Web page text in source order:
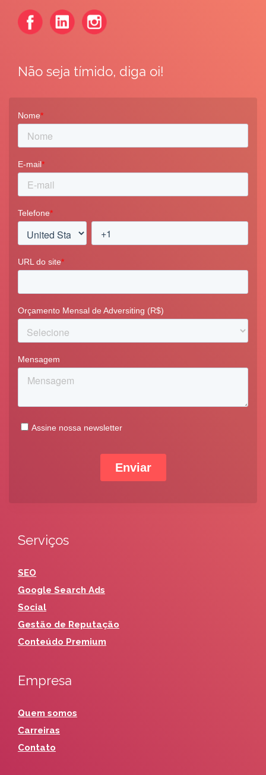
Serviços
SEO
Google Search Ads
Social
Gestão de Reputação
Conteúdo Premium
Empresa
Quem somos
Carreiras
Contato
Não seja tímido, diga oi!